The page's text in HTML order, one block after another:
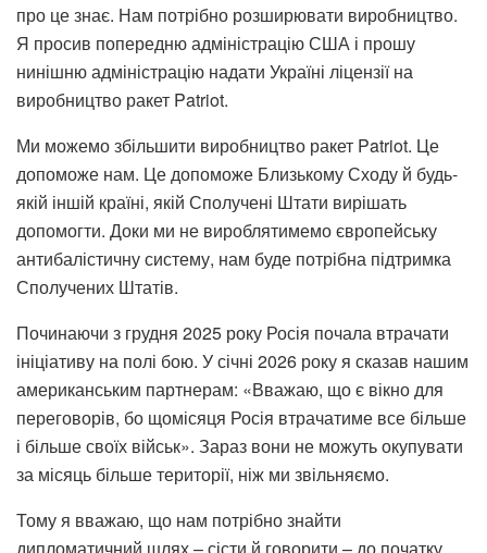
про це знає. Нам потрібно розширювати виробництво.
Я просив попередню адміністрацію США і прошу
нинішню адміністрацію надати Україні ліцензії на
виробництво ракет Patriot.
Ми можемо збільшити виробництво ракет Patriot. Це
допоможе нам. Це допоможе Близькому Сходу й будь-
якій іншій країні, якій Сполучені Штати вирішать
допомогти. Доки ми не вироблятимемо європейську
антибалістичну систему, нам буде потрібна підтримка
Сполучених Штатів.
Починаючи з грудня 2025 року Росія почала втрачати
ініціативу на полі бою. У січні 2026 року я сказав нашим
американським партнерам: «Вважаю, що є вікно для
переговорів, бо щомісяця Росія втрачатиме все більше
і більше своїх військ». Зараз вони не можуть окупувати
за місяць більше території, ніж ми звільняємо.
Тому я вважаю, що нам потрібно знайти
дипломатичний шлях – сісти й говорити – до початку